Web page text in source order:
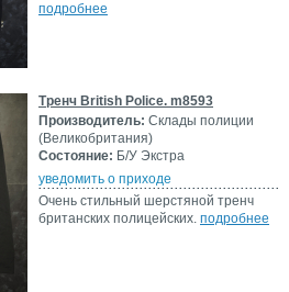
подробнее
Тренч British Police. m8593
Производитель: Склады полиции
(Великобритания)
Состояние: Б/У Экстра
уведомить о приходе
Очень стильный шерстяной тренч
британских полицейских. подробнее